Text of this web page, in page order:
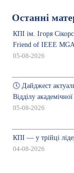
Останні
КПІ ім. Ігоря
Friend of IEEE
05-08-2026
🕔 Дайджест
Відділу
05-08-2026
КПІ — у трійці
04-08-2026